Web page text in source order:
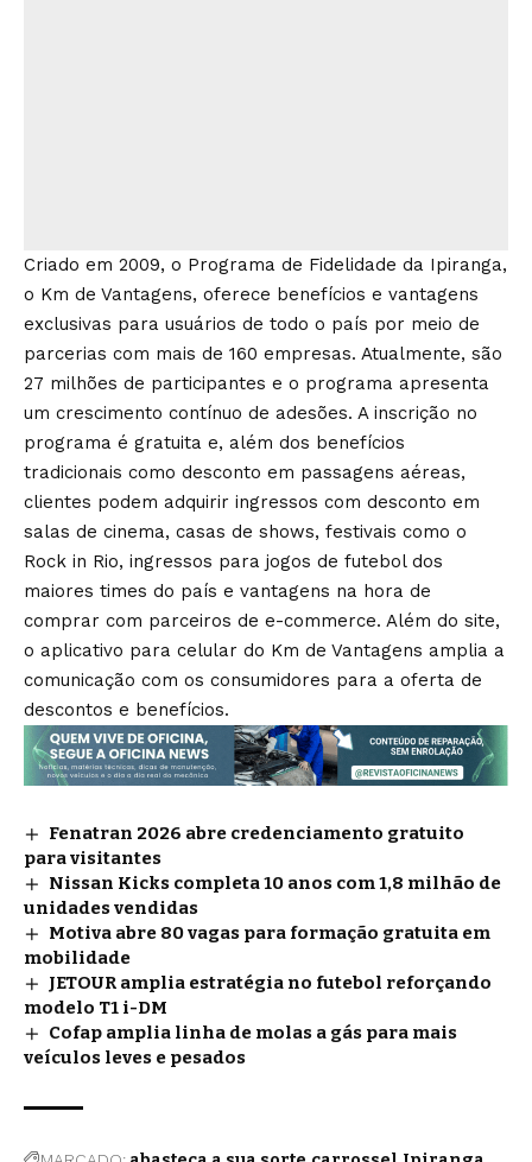
Criado em 2009, o Programa de Fidelidade da Ipiranga,
o Km de Vantagens, oferece benefícios e vantagens
exclusivas para usuários de todo o país por meio de
parcerias com mais de 160 empresas. Atualmente, são
27 milhões de participantes e o programa apresenta
um crescimento contínuo de adesões. A inscrição no
programa é gratuita e, além dos benefícios
tradicionais como desconto em passagens aéreas,
clientes podem adquirir ingressos com desconto em
salas de cinema, casas de shows, festivais como o
Rock in Rio, ingressos para jogos de futebol dos
maiores times do país e vantagens na hora de
comprar com parceiros de e-commerce. Além do site,
o aplicativo para celular do Km de Vantagens amplia a
comunicação com os consumidores para a oferta de
descontos e benefícios.
Fenatran 2026 abre credenciamento gratuito
para visitantes
Nissan Kicks completa 10 anos com 1,8 milhão de
unidades vendidas
Motiva abre 80 vagas para formação gratuita em
mobilidade
JETOUR amplia estratégia no futebol reforçando
modelo T1 i-DM
Cofap amplia linha de molas a gás para mais
veículos leves e pesados